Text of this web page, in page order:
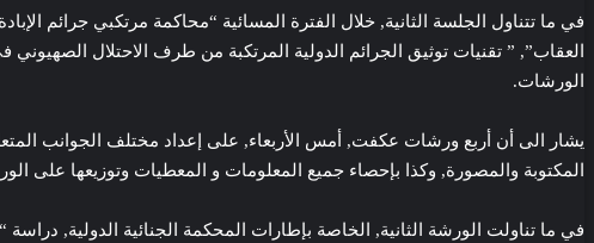
في ما تتناول الجلسة الثانية, خلال الفترة المسائية “محاكمة مرتكبي جرائم
العقاب”, ” تقنيات توثيق الجرائم الدولية المرتكبة من طرف الاحتلال
الورشات.
يشار الى أن أربع ورشات عكفت, أمس الأربعاء, على إعداد مختلف الجوانب
المكتوبة والمصورة, وكذا بإحصاء جميع المعلومات و المعطيات وتوزيعها
في ما تناولت الورشة الثانية, الخاصة بإطارات المحكمة الجنائية الدولية,